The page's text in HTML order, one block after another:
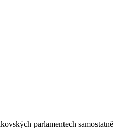
parlamentech samostatně